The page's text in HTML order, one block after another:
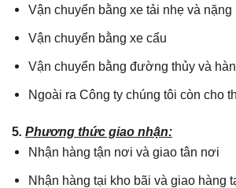
Vận chuyển bằng xe tải nhẹ và nặng
Vận chuyển bằng xe cẩu
Vận chuyển bằng đường thủy và
Ngoài ra Công ty chúng tôi còn cho
5. Phương thức giao nhận:
Nhận hàng tận nơi và giao tân nơi
Nhận hàng tại kho bãi và giao hàng